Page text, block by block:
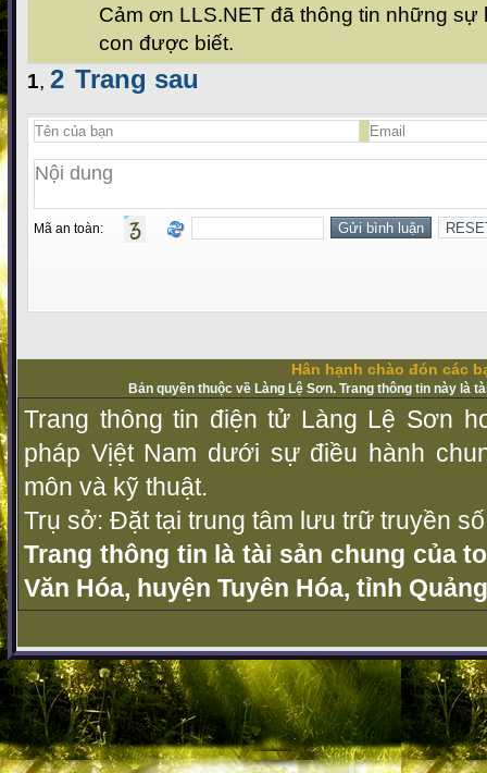
Cảm ơn LLS.NET đã thông tin những sự
con được biết.
1, 2 Trang sau
Mã an toàn:
Hân hạnh chào đón các
Bản quyền thuộc về Làng Lệ Sơn. Trang thông tin này là
Trang thông tin điện tử Làng Lệ Sơn
pháp Vịệt Nam dưới sự điều hành
môn và kỹ thuật.
Trụ sở: Đặt tại trung tâm lưu trữ truyền
Trang thông tin là tài sản chung của
Văn Hóa, huyện Tuyên Hóa, tỉnh